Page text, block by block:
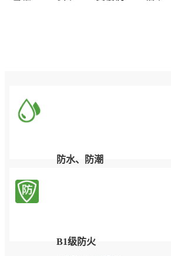
防水、防潮
B1级防火